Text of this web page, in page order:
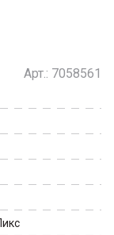
Арт.: 7058561